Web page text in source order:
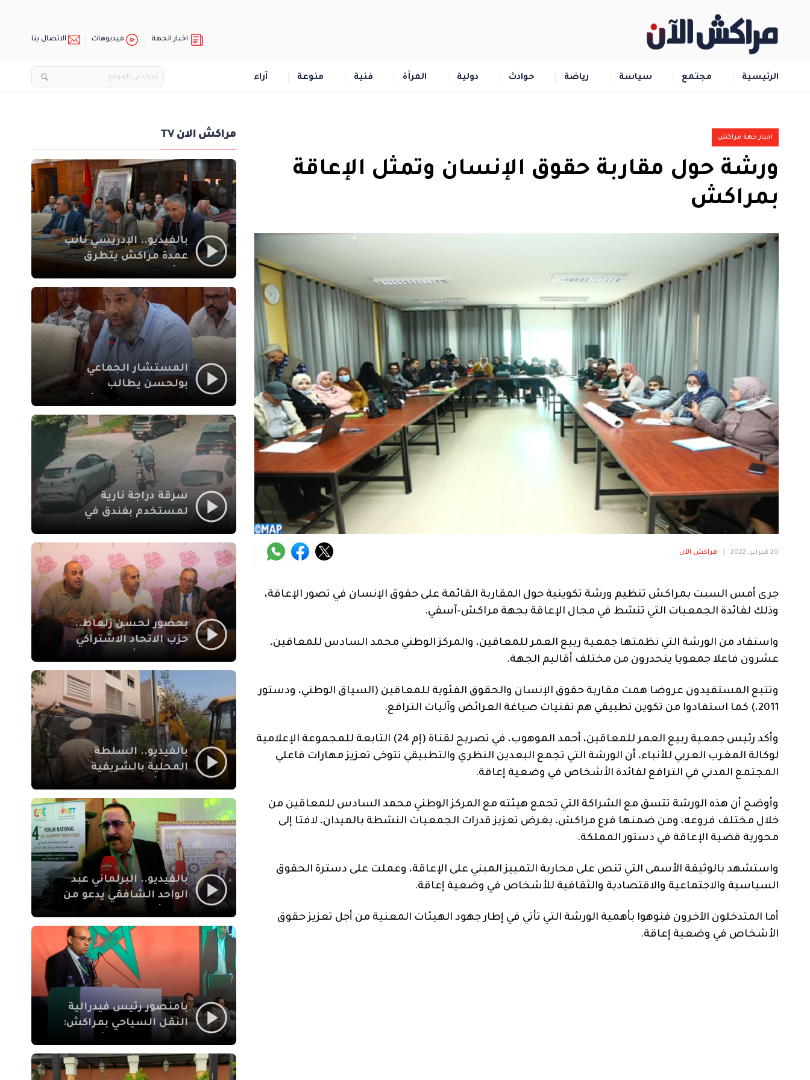
اخبار الجهة فيديوهات الاتصال بنا
الرئيسية مجتمع سياسة رياضة حوادث دولية المرأة فنية منوعة آراء
اخبار جهة مراكش
ورشة حول مقاربة حقوق الإنسان وتمثل الإعاقة
بمراكش
20 فبراير، 2022 مراكش الآن
جرى أمس السبت بمراكش تنظيم ورشة تكوينية حول المقاربة القائمة على حقوق الإنسان في تصور الإعاقة،
وذلك لفائدة الجمعيات التي تنشط في مجال الإعاقة بجهة مراكش-آسفي.
واستفاد من الورشة التي نظمتها جمعية ربيع العمر للمعاقين، والمركز الوطني محمد السادس للمعاقين،
عشرون فاعلا جمعويا ينحدرون من مختلف أقاليم الجهة.
وتتبع المستفيدون عروضا همت مقاربة حقوق الإنسان والحقوق الفئوية للمعاقين (السياق الوطني، ودستور
2011،) كما استفادوا من تكوين تطبيقي هم تقنيات صياغة العرائض وآليات الترافع.
وأكد رئيس جمعية ربيع العمر للمعاقين، أحمد الموهوب، في تصريح لقناة (إم 24) التابعة للمجموعة الإعلامية
لوكالة المغرب العربي للأنباء، أن الورشة التي تجمع البعدين النظري والتطبيقي تتوخى تعزيز مهارات فاعلي
المجتمع المدني في الترافع لفائدة الأشخاص في وضعية إعاقة.
وأوضح أن هذه الورشة تتسق مع الشراكة التي تجمع هيئته مع المركز الوطني محمد السادس للمعاقين من
خلال مختلف فروعه، ومن ضمنها فرع مراكش، بغرض تعزيز قدرات الجمعيات النشطة بالميدان، لافتا إلى
محورية قضية الإعاقة في دستور المملكة.
واستشهد بالوثيقة الأسمى التي تنص على محاربة التمييز المبني على الإعاقة، وعملت على دسترة الحقوق
السياسية والاجتماعية والاقتصادية والثقافية للأشخاص في وضعية إعاقة.
أما المتدخلون الآخرون فنوهوا بأهمية الورشة التي تأتي في إطار جهود الهيئات المعنية من أجل تعزيز حقوق
الأشخاص في وضعية إعاقة.
مراكش الان TV
بالفيديو.. الإدريسي نائب
عمدة مراكش يتطرق
الاجتماعي في نقل
المحطة الطرقية إلى
العزوزية
المستشار الجماعي
بولحسن يطالب
أشغال شارع علال
الفاسي بمراكش
سرقة دراجة نارية
لمستخدم بفندق في
بمراكش
بحضور لحسن زلماط..
حزب الاتحاد الاشتراكي
مقراً بمقاطعة سيدي
يوسف بن علي مراكش
بالفيديو.. السلطة
المحلية بالشريفية
بنايات غير قانونية بإقامة
الإيمان
بالفيديو.. البرلماني عبد
الواحد الشافقي يدعو من
النقل السياحي لمواكبة
بامنصور رئيس فيدرالية
النقل السياحي بمراكش:
والاصلاح التشريعي
ركيزتان أساسيتان لكسب